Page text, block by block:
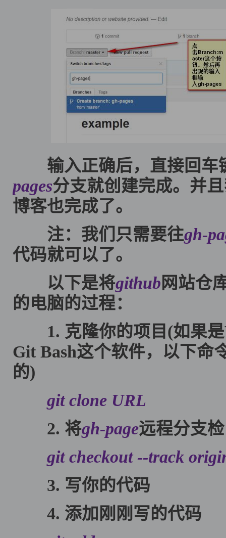
输入正确后，直接回车
pages分支就创建完成。并
博客也完成了。
注：我们只需要往gh-
代码就可以了。
以下是将github 网站仓
的电脑的过程：
1. 克隆你的项目(如果是
Git Bash这个软件，以下命
的)
git clone URL
2. 将gh-page远程分支
git checkout --track
3. 写你的代码
4. 添加刚刚写的代码